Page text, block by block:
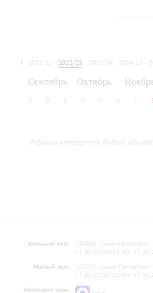
2021/22 2022/23 2023/24 2024/25
Сентябрь Октябрь
1 2 3 4 5 6 7
Афиша концертов будет
Большой зал:
191186, Санкт-
+7 (812) 240-01-00, +7
Малый зал:
191011, Санкт-Петербург,
+7 (812) 240-01-00, +7
Напишите нам: